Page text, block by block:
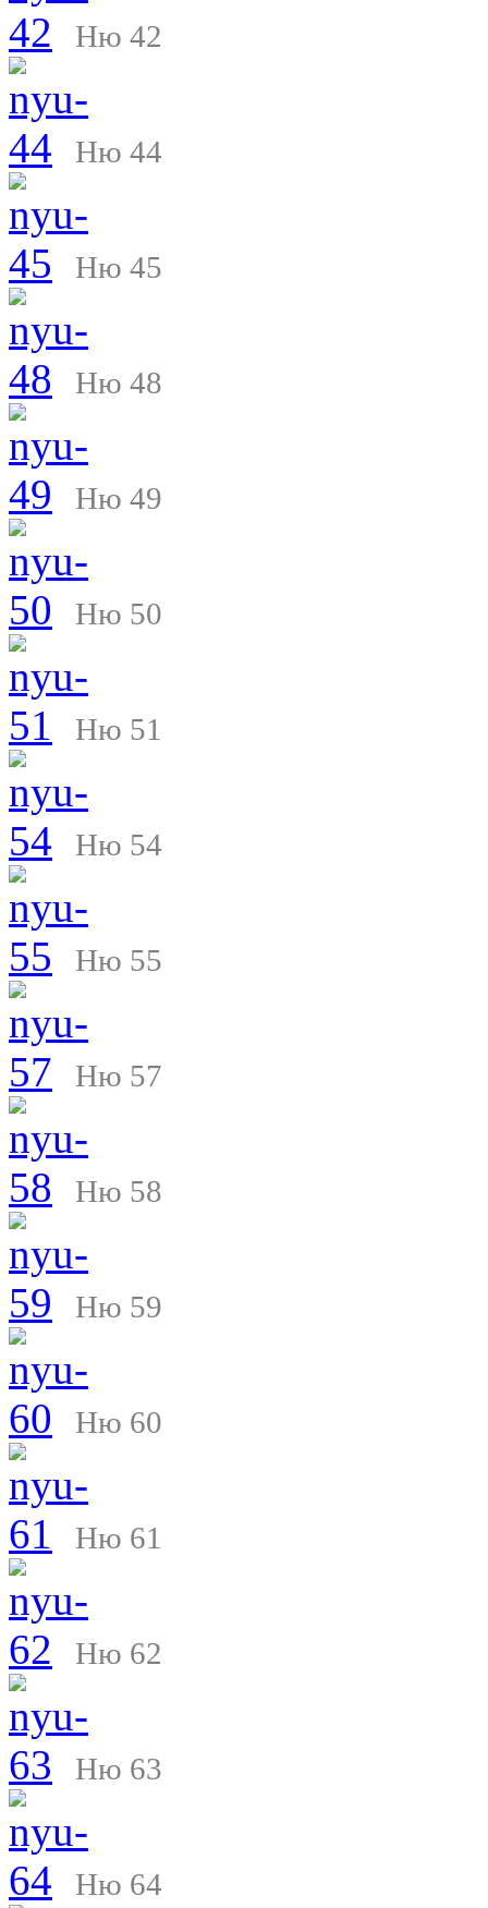
Ню 42
Ню 44
Ню 45
Ню 48
Ню 49
Ню 50
Ню 51
Ню 54
Ню 55
Ню 57
Ню 58
Ню 59
Ню 60
Ню 61
Ню 62
Ню 63
Ню 64